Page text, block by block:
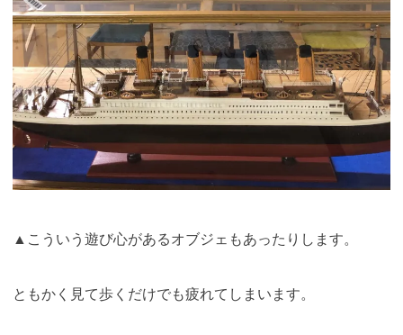
▲こういう遊び心があるオブジェもあったりします。
ともかく見て歩くだけでも疲れてしまいます。